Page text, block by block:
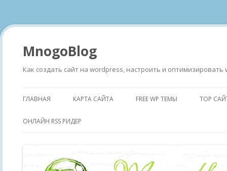
MnogoBlog
Как создать сайт на wordpress, настроить и оптимизировать
ГЛАВНАЯ КАРТА САЙТА FREE WP ТЕМЫ TOP
ОНЛАЙН RSS РИДЕР